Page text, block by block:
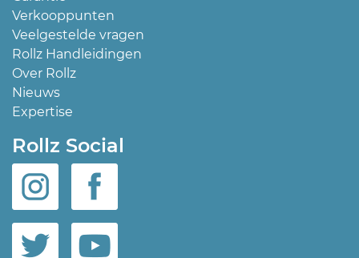
Verkooppunten
Veelgestelde vragen
Rollz Handleidingen
Over Rollz
Nieuws
Expertise
Rollz Social